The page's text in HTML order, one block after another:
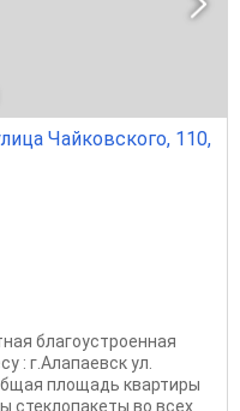
Чайковского, 110,
благоустроенная
: г.Алапаевск ул.
площадь квартиры
стеклопакеты во всех